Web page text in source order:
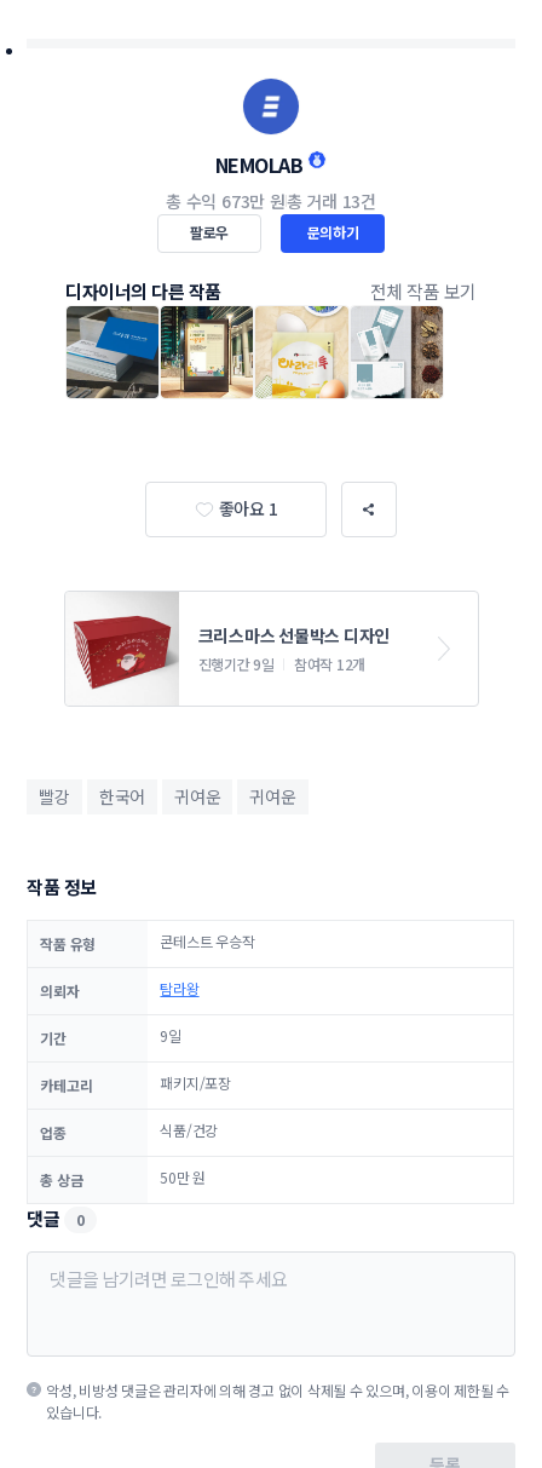
NEMOLAB
총 수익 673만 원총 거래 13건
팔로우 문의하기
디자이너의 다른 작품 전체 작품 보기
좋아요 1
크리스마스 선물박스 디자인
진행기간 9일 참여작 12개
빨강 한국어 귀여운 귀여운
작품 정보
작품 유형 콘테스트 우승작
의뢰자 탐라왕
기간 9일
카테고리 패키지/포장
업종 식품/건강
총 상금 50만 원
댓글 0
악성, 비방성 댓글은 관리자에 의해 경고 없이 삭제될 수 있으며, 이용이 제한될 수
있습니다.